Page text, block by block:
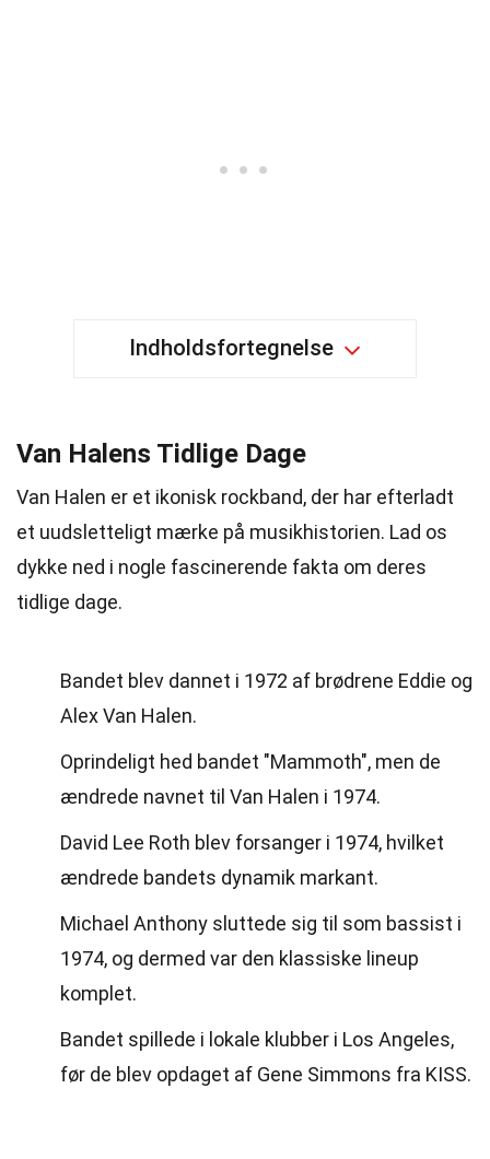
Indholdsfortegnelse
Van Halens Tidlige Dage
Van Halen er et ikonisk rockband, der har efterladt
et uudsletteligt mærke på musikhistorien. Lad os
dykke ned i nogle fascinerende fakta om deres
tidlige dage.
Bandet blev dannet i 1972 af brødrene Eddie og
Alex Van Halen.
Oprindeligt hed bandet "Mammoth", men de
ændrede navnet til Van Halen i 1974.
David Lee Roth blev forsanger i 1974, hvilket
ændrede bandets dynamik markant.
Michael Anthony sluttede sig til som bassist i
1974, og dermed var den klassiske lineup
komplet.
Bandet spillede i lokale klubber i Los Angeles,
før de blev opdaget af Gene Simmons fra KISS.